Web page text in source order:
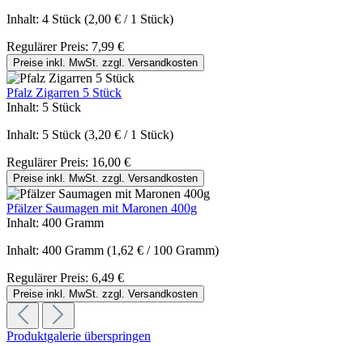
Inhalt: 4 Stück (2,00 € / 1 Stück)
Regulärer Preis: 7,99 €
Preise inkl. MwSt. zzgl. Versandkosten
Pfalz Zigarren 5 Stück
Inhalt: 5 Stück
Inhalt: 5 Stück (3,20 € / 1 Stück)
Regulärer Preis: 16,00 €
Preise inkl. MwSt. zzgl. Versandkosten
Pfälzer Saumagen mit Maronen 400g
Inhalt: 400 Gramm
Inhalt: 400 Gramm (1,62 € / 100 Gramm)
Regulärer Preis: 6,49 €
Preise inkl. MwSt. zzgl. Versandkosten
Produktgalerie überspringen